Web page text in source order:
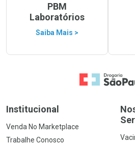
PBM
Laboratórios
Saiba Mais >
Ir para a Home
Institucional
Venda No Marketplace
Trabalhe Conosco